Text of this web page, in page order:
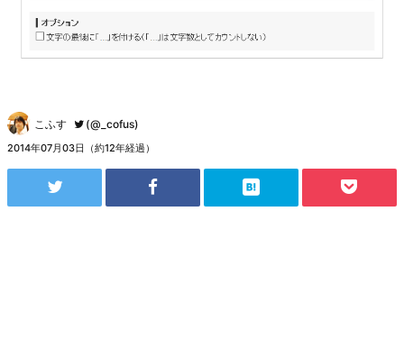
こふす (@_cofus)
2014年07月03日（約12年経過）